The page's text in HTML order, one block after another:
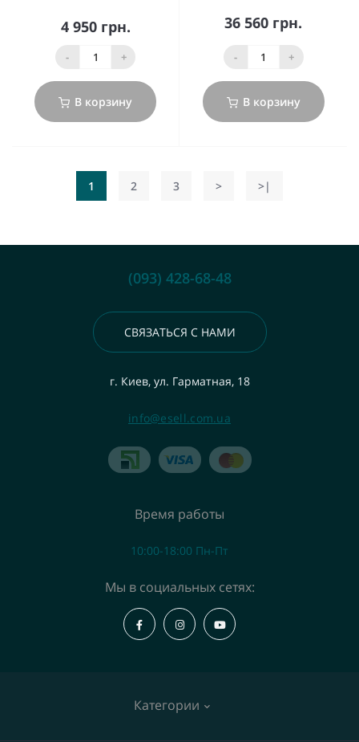
4 950 грн.
- +
В корзину
36 560 грн.
- +
В корзину
1 2 3 > >|
(093) 428-68-48
СВЯЗАТЬСЯ С НАМИ
г. Киев, ул. Гарматная, 18
info@esell.com.ua
Категории
Время работы
10:00-18:00 Пн-Пт
Мы в социальных сетях: